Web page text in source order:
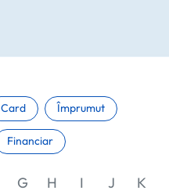
Card Împrumut
Financiar
G H I J
K